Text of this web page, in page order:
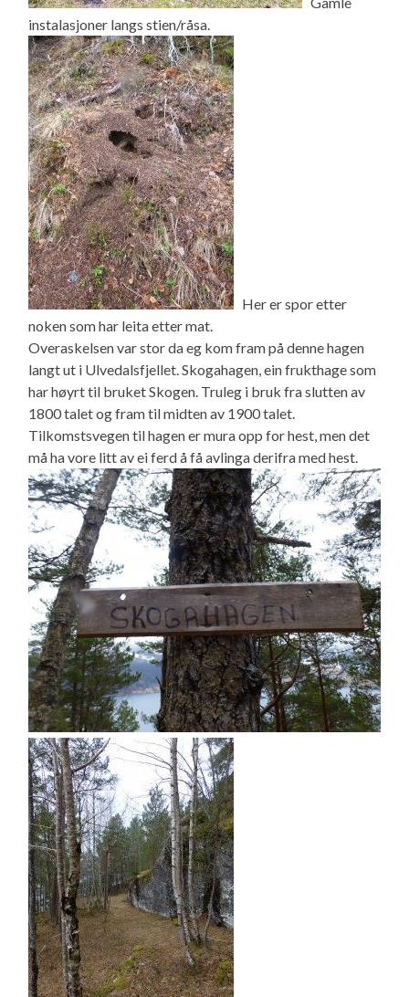
instalasjoner langs stien/råsa.
Her er spor etter
noken som har leita etter mat.
Overaskelsen var stor da eg kom fram på denne hagen
langt ut i Ulvedalsfjellet. Skogahagen, ein frukthage som
har høyrt til bruket Skogen. Truleg i bruk fra slutten av
1800 talet og fram til midten av 1900 talet.
Tilkomstsvegen til hagen er mura opp for hest, men det
må ha vore litt av ei ferd å få avlinga derifra med hest.